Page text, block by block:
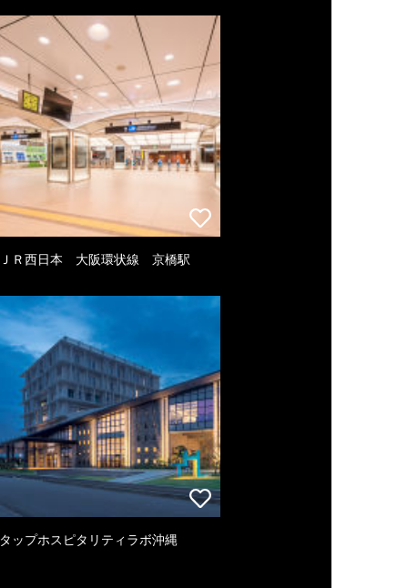
ＪＲ西日本 大阪環状線 京橋駅
タップホスピタリティラボ沖縄